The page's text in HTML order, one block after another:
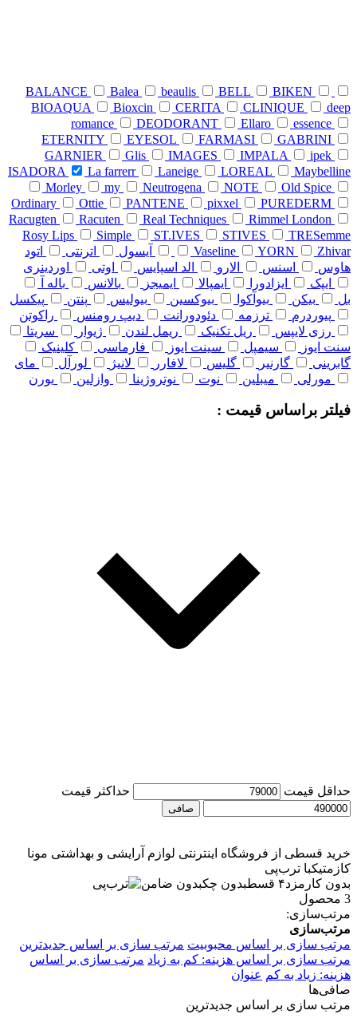
BALANCE Balea beaulis BELL
BIKEN
BIOAQUA
Bioxcin CERITA CLINIQUE
deep
romance
DEODORANT Ellaro
essence
ETERNITY
EYESOL FARMASI
GABRINI
GARNIER
Glis IMAGES IMPALA
ipek
ISADORA
La farrerr Laneige LOREAL
Maybelline
Morley
my Neutrogena NOTE
Old Spice
Ordinary
Ottie PANTENE pixxel
PUREDERM
Racugten
Racuten Real Techniques
Rimmel London
Rosy Lips
Simple ST.IVES STIVES
TRESemme
Vaseline
YORN Zhivar آیسول اترنتی
اتود
هاوس
اسنس الارو الد اسپایس اوتی
اوردینری
ایپک
ایزادورا ایمپالا ایمیجز بالانس
باله آ
بل
بیکن بیوآکوا بیوکسین بیولیس پنتن
پیکسل
پیوردرم
ترزمه دئودورانت دیپ رومنس
راکوتن
رزی لایپس
ریل تکنیک ریمل لندن ژیوار
سریتا
سنت ایوز
سیمپل سینت ایوز فارماسی
کلینیک
گابرینی
گارنیر گلیس لافارر لانیژ لورآل
مای
مورلی
میبلین نوت نوتروژینا وازلین یورن
فیلتر براساس قیمت :
حداقل قیمت حداكثر قيمت
صافی
خرید قسطی از فروشگاه اینترنتی لوازم آرایشی و بهداشتی مونا
کازمتیکبا ترب‌پی
بدون کارمزد۴ قسط بدون چکبدون ضامن
3 محصول
مرتب‌سازی:
مرتب‌سازی
مرتب سازی بر اساس محبوبیت مرتب سازی بر اساس جدیدترین
مرتب سازی بر اساس هزینه: کم به زیاد مرتب سازی بر اساس
هزینه: زیاد به کم عنوان
صافی‌ها
مرتب سازی بر اساس جدیدترین